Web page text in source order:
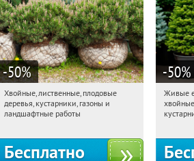
-50%
10:38:53 Получили:
Павелецкая
Угрешская
Хвойные, лиственные, плодовые
деревья, кустарники, газоны и
ландшафтные работы
Бесплатно
-50%
Живые